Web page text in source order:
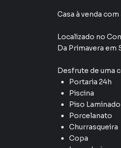
Casa à venda
Localizado no
Da Primavera em
Desfrute de uma
Portaria 24h
Piscina
Piso Laminado
Porcelanato
Churrasqueira
Copa